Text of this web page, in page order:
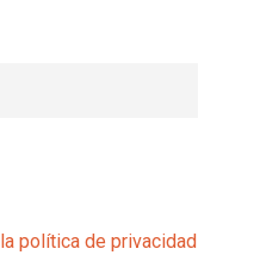
política de privacidad